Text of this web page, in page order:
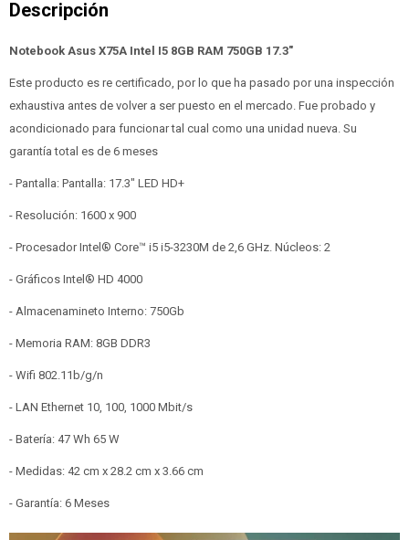
Notebook Asus X75A Intel I5 8GB RAM 750GB 17.3"
Este producto es re certificado, por lo que ha pasado por una inspección
exhaustiva antes de volver a ser puesto en el mercado. Fue probado y
acondicionado para funcionar tal cual como una unidad nueva. Su
garantía total es de 6 meses
- Pantalla: Pantalla: 17.3" LED HD+
- Resolución: 1600 x 900
- Procesador Intel® Core™ i5 i5-3230M de 2,6 GHz. Núcleos: 2
- Gráficos Intel® HD 4000
- Almacenamineto Interno: 750Gb
- Memoria RAM: 8GB DDR3
- Wifi 802.11b/g/n
- LAN Ethernet 10, 100, 1000 Mbit/s
- Batería: 47 Wh 65 W
- Medidas: 42 cm x 28.2 cm x 3.66 cm
- Garantía: 6 Meses